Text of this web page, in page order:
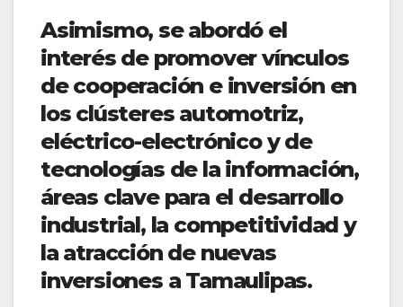
Asimismo, se abordó el
interés de promover vínculos
de cooperación e inversión en
los clústeres automotriz,
eléctrico-electrónico y de
tecnologías de la información,
áreas clave para el desarrollo
industrial, la competitividad y
la atracción de nuevas
inversiones a Tamaulipas.